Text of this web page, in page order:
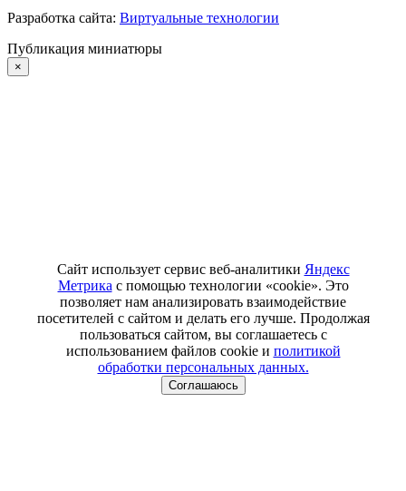
Разработка сайта: Виртуальные технологии
Публикация миниатюры
×
Сайт использует сервис веб-аналитики Яндекс
Метрика с помощью технологии «cookie». Это
позволяет нам анализировать взаимодействие
посетителей с сайтом и делать его лучше. Продолжая
пользоваться сайтом, вы соглашаетесь с
использованием файлов cookie и политикой
обработки персональных данных.
Соглашаюсь